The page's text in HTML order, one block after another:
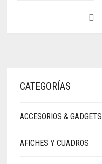
CATEGORÍAS
ACCESORIOS & GADGETS
AFICHES Y CUADROS